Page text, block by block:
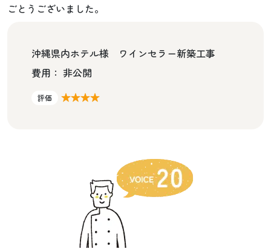
ごとうございました。
沖縄県内ホテル様 ワインセラー新築工事
費用： 非公開
評価 ★★★★